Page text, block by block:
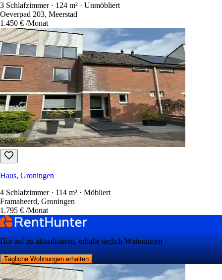
3 Schlafzimmer · 124 m² · Unmöbliert
Oeverpad 203, Meerstad
1.450 € /Monat
Haus, Groningen
4 Schlafzimmer · 114 m² · Möbliert
Framaheerd, Groningen
1.795 € /Monat
Hör auf zu aktualisieren, erhalte täglich Wohnungen
Tägliche Wohnungen erhalten